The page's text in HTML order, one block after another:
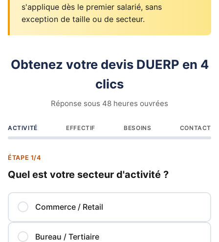
s'applique dès le premier salarié, sans
exception de taille ou de secteur.
Obtenez votre devis DUERP en 4
clics
Réponse sous 48 heures ouvrées
ACTIVITÉ EFFECTIF BESOINS CONTACT
ÉTAPE 1/4
Quel est votre secteur d'activité ?
Commerce / Retail
Bureau / Tertiaire